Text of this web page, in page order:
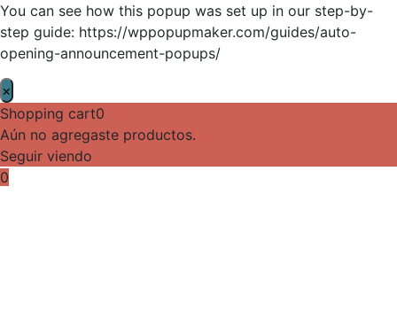
You can see how this popup was set up in our step-by-
step guide: https://wppopupmaker.com/guides/auto-
opening-announcement-popups/
×
Shopping cart0
Aún no agregaste productos.
Seguir viendo
0